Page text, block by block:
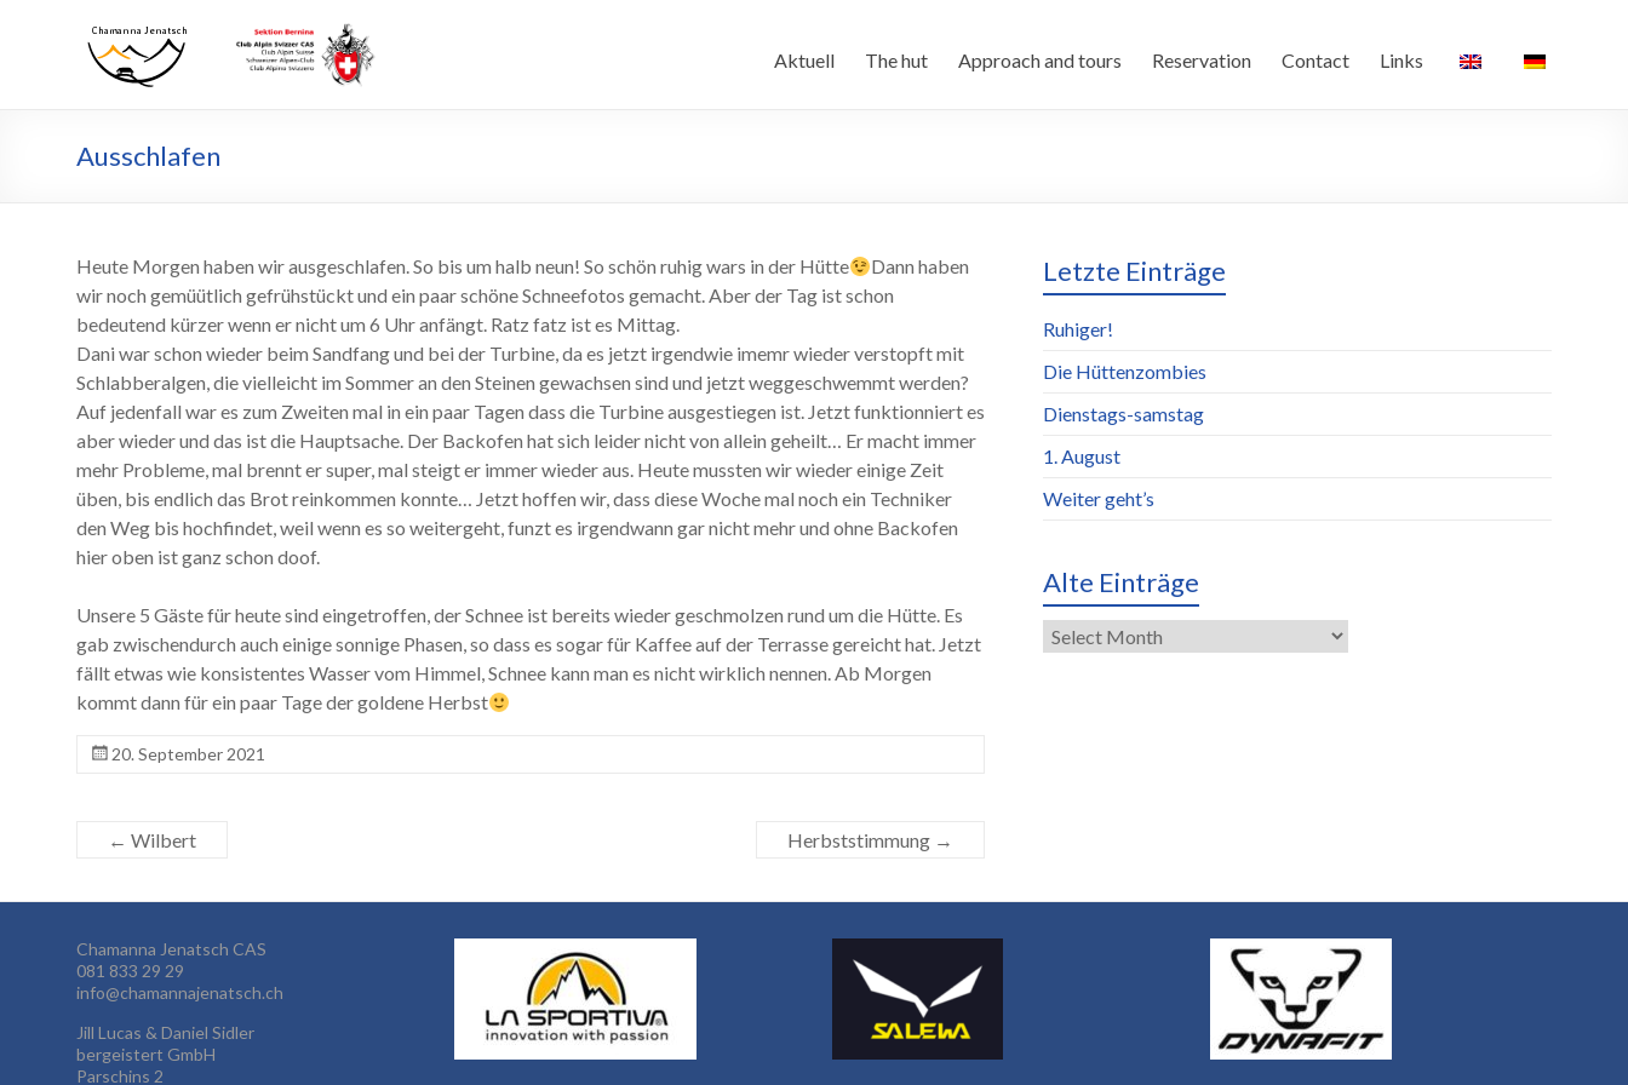
Chamanna
Jenatsch
Chamanna
Jenatsch
Aktuell The hut Approach and tours Reservation Contact Links
Ausschlafen
Heute Morgen haben wir ausgeschlafen. So bis um halb neun! So schön ruhig wars in der Hütte
Dann haben
wir noch gemüütlich gefrühstückt und ein paar schöne Schneefotos gemacht. Aber der Tag ist schon
bedeutend kürzer wenn er nicht um 6 Uhr anfängt. Ratz fatz ist es Mittag.
Dani war schon wieder beim Sandfang und bei der Turbine, da es jetzt irgendwie imemr wieder verstopft mit
Schlabberalgen, die vielleicht im Sommer an den Steinen gewachsen sind und jetzt weggeschwemmt werden?
Auf jedenfall war es zum Zweiten mal in ein paar Tagen dass die Turbine ausgestiegen ist. Jetzt funktionniert es
aber wieder und das ist die Hauptsache. Der Backofen hat sich leider nicht von allein geheilt… Er macht immer
mehr Probleme, mal brennt er super, mal steigt er immer wieder aus. Heute mussten wir wieder einige Zeit
üben, bis endlich das Brot reinkommen konnte… Jetzt hoffen wir, dass diese Woche mal noch ein Techniker
den Weg bis hochfindet, weil wenn es so weitergeht, funzt es irgendwann gar nicht mehr und ohne Backofen
hier oben ist ganz schon doof.
Unsere 5 Gäste für heute sind eingetroffen, der Schnee ist bereits wieder geschmolzen rund um die Hütte. Es
gab zwischendurch auch einige sonnige Phasen, so dass es sogar für Kaffee auf der Terrasse gereicht hat. Jetzt
fällt etwas wie konsistentes Wasser vom Himmel, Schnee kann man es nicht wirklich nennen. Ab Morgen
kommt dann für ein paar Tage der goldene Herbst
20. September 2021
← Wilbert Herbststimmung →
Letzte Einträge
Ruhiger!
Die Hüttenzombies
Dienstags-samstag
1. August
Weiter geht’s
Alte Einträge
Alte
Einträge
Chamanna Jenatsch CAS
081 833 29 29
info@chamannajenatsch.ch
Jill Lucas & Daniel Sidler
bergeistert GmbH
Parschins 2